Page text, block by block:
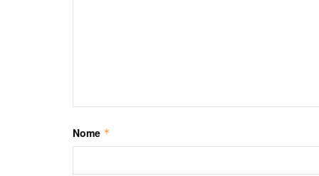
Nome *